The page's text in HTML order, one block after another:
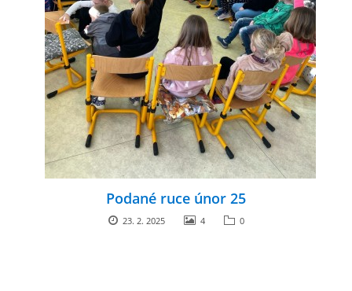
Podané ruce únor 25
23. 2. 2025 4 0